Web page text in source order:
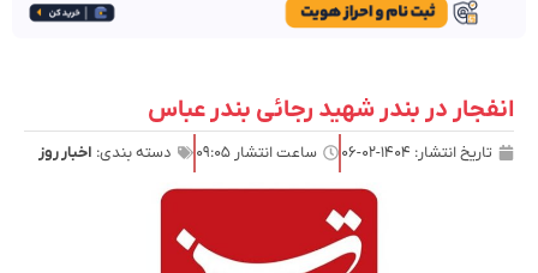
انفجار در بندر شهید رجائی بندر عباس
تاریخ انتشار: ۱۴۰۴-۰۲-۰۶ ساعت انتشار ۰۹:۰۵ دسته بندی: اخبار روز